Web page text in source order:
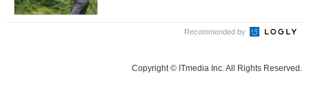
Recommended by
Copyright © ITmedia Inc. All Rights Reserved.